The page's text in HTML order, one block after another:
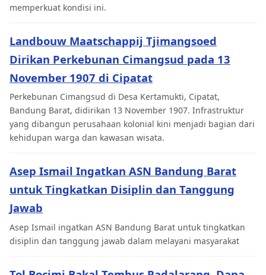
memperkuat kondisi ini.
Landbouw Maatschappij Tjimangsoed
Dirikan Perkebunan Cimangsud pada 13
November 1907 di Cipatat
Perkebunan Cimangsud di Desa Kertamukti, Cipatat,
Bandung Barat, didirikan 13 November 1907. Infrastruktur
yang dibangun perusahaan kolonial kini menjadi bagian dari
kehidupan warga dan kawasan wisata.
Asep Ismail Ingatkan ASN Bandung Barat
untuk Tingkatkan Disiplin dan Tanggung
Jawab
Asep Ismail ingatkan ASN Bandung Barat untuk tingkatkan
disiplin dan tanggung jawab dalam melayani masyarakat